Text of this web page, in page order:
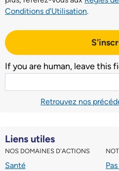
Liens utiles
NOS DOMAINES D'ACTIONS
Santé
Conditions d'Utilisation.
If you are human, leave this
Retrouvez nos